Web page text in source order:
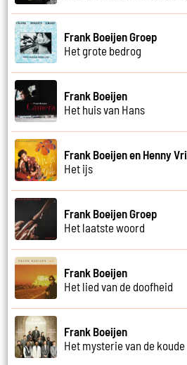
Frank Boeijen Groep
Het grote bedrog
Frank Boeijen
Het huis van Hans
Frank Boeijen en Henny
Het ijs
Frank Boeijen Groep
Het laatste woord
Frank Boeijen
Het lied van de doofheid
Frank Boeijen
Het mysterie van de